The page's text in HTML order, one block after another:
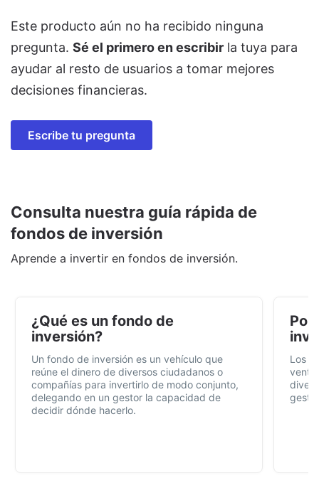
Este producto aún no ha recibido ninguna
pregunta. Sé el primero en escribir la tuya para
ayudar al resto de usuarios a tomar mejores
decisiones financieras.
Escribe tu pregunta
Consulta nuestra guía rápida de
fondos de inversión
Aprende a invertir en fondos de inversión.
¿Qué es un fondo de
inversión?
Un fondo de inversión es un vehículo que
reúne el dinero de diversos ciudadanos o
compañías para invertirlo de modo conjunto,
delegando en un gestor la capacidad de
decidir dónde hacerlo.
Por
Los